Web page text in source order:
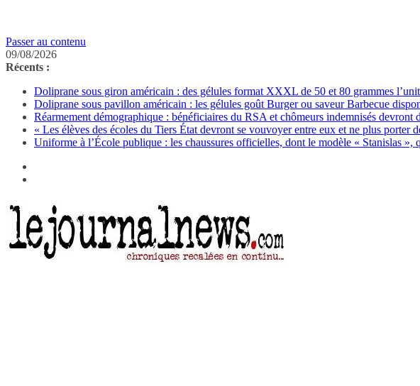
Passer au contenu
09/08/2026
Récents :
Doliprane sous giron américain : des gélules format XXXL de 50 et 80 grammes
Doliprane sous pavillon américain : les gélules goût Burger ou saveur Barbecue
Réarmement démographique : bénéficiaires du RSA et chômeurs indemnisés
« Les élèves des écoles du Tiers État devront se vouvoyer entre eux et ne plus
Uniforme à l’École publique : les chaussures officielles, dont le modèle « Stanislas